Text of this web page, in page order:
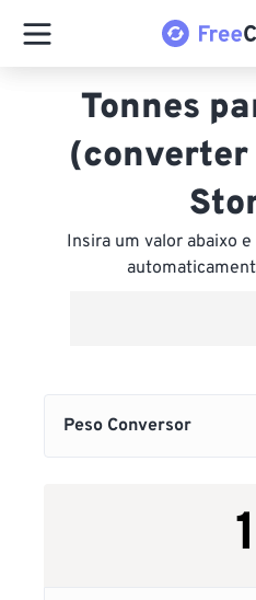
Tonnes
(converter
Insira um valor abaixo